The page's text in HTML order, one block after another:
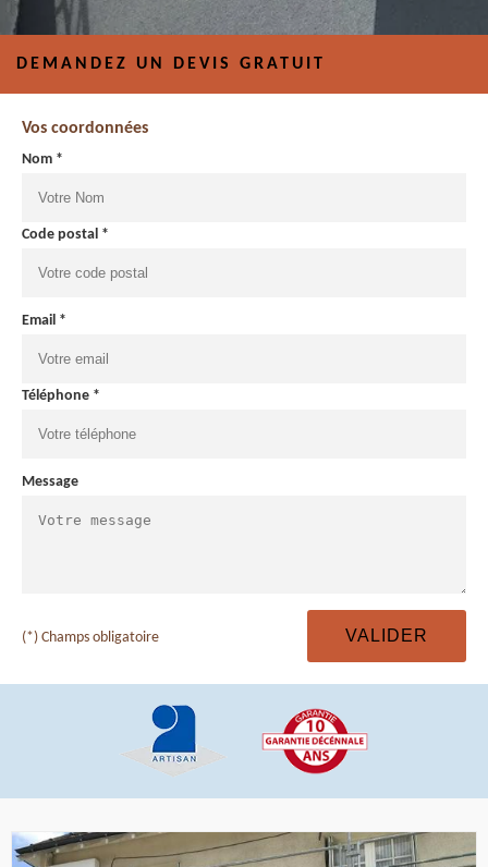
DEMANDEZ UN DEVIS GRATUIT
Vos coordonnées
Nom *
Code postal *
Email *
Téléphone *
Message
(*) Champs obligatoire